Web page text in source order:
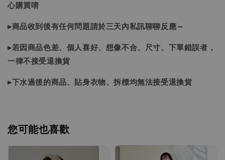
心購買唷
▸商品收到後有任何問題請於三天內私訊聊聊反應～
▸若因商品色差、個人喜好、想像不合、尺寸、下單錯誤者，
一律不接受退換貨
▸下水過後的商品、貼身衣物、拆標均無法接受退換貨
您可能也喜歡